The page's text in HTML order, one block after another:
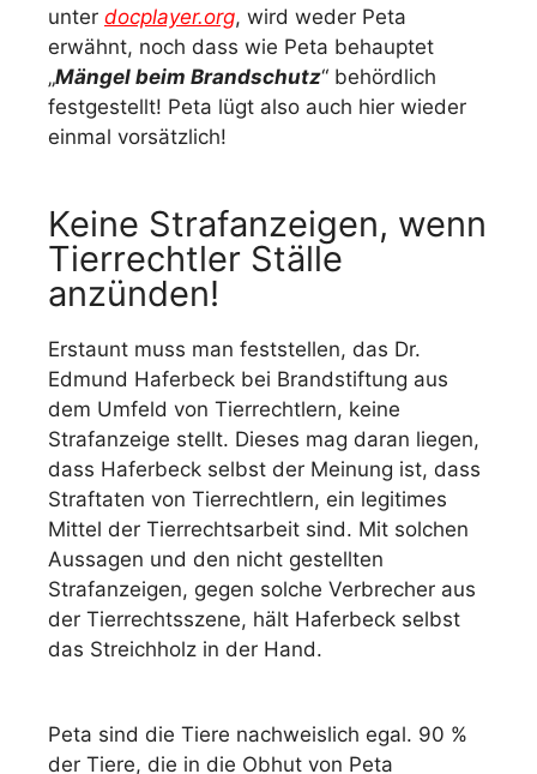
unter docplayer.org, wird weder Peta
erwähnt, noch dass wie Peta behauptet
„Mängel beim Brandschutz“ behördlich
festgestellt! Peta lügt also auch hier wieder
einmal vorsätzlich!
Keine Strafanzeigen, wenn
Tierrechtler Ställe
anzünden!
Erstaunt muss man feststellen, das Dr.
Edmund Haferbeck bei Brandstiftung aus
dem Umfeld von Tierrechtlern, keine
Strafanzeige stellt. Dieses mag daran liegen,
dass Haferbeck selbst der Meinung ist, dass
Straftaten von Tierrechtlern, ein legitimes
Mittel der Tierrechtsarbeit sind. Mit solchen
Aussagen und den nicht gestellten
Strafanzeigen, gegen solche Verbrecher aus
der Tierrechtsszene, hält Haferbeck selbst
das Streichholz in der Hand.
Peta sind die Tiere nachweislich egal. 90 %
der Tiere, die in die Obhut von Peta